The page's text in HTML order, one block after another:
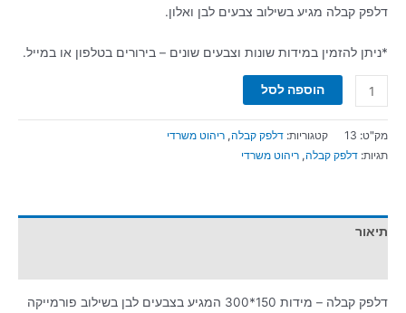
דלפק קבלה מגיע בשילוב צבעים לבן ואלון.
*ניתן להזמין במידות שונות וצבעים שונים – בירורים בטלפון או במייל.
הוספה לסל
מק"ט: 13 קטגוריות: דלפק קבלה, ריהוט משרדי
תגיות: דלפק קבלה, ריהוט משרדי
תיאור
דלפק קבלה – מידות 150*300 המגיע בצבעים לבן בשילוב פורמייקה